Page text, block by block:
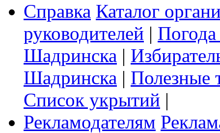
Справка Каталог
руководителей |
Шадринска |
Шадринска | Полезные
Список укрытий |
Рекламодателям